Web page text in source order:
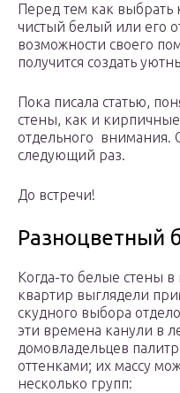
Перед тем как выбрать
чистый белый или его
возможности своего
получится создать
Пока писала статью,
стены, как и
отдельного внимания.
следующий раз.
До встречи!
Разноцветный
Когда-то белые стены
квартир выглядели
скудного выбора
эти времена канули в
домовладельцев
оттенками; их массу
несколько групп: